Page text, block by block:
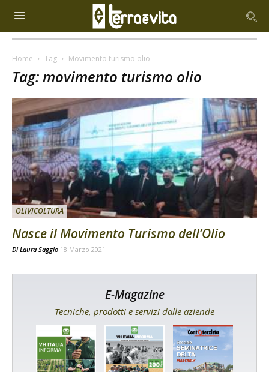
Home Tag Movimento turismo olio
Tag: movimento turismo olio
OLIVICOLTURA
Nasce il Movimento Turismo dell’Olio
Di Laura Saggio 18 Marzo 2021
E-Magazine
Tecniche, prodotti e servizi dalle aziende